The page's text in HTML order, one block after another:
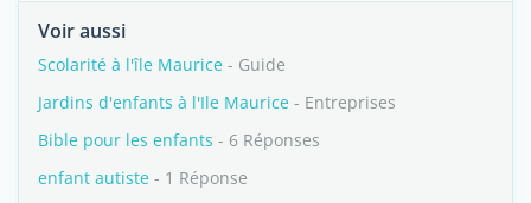
Voir aussi
Scolarité à l'île Maurice - Guide
Jardins d'enfants à l'Ile Maurice - Entreprises
Bible pour les enfants - 6 Réponses
enfant autiste - 1 Réponse